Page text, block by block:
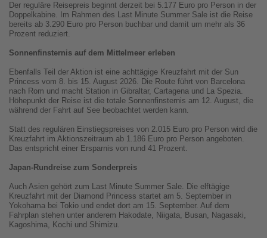
Der reguläre Reisepreis beginnt derzeit bei 5.177 Euro pro Person in der
Doppelkabine. Im Rahmen des Last Minute Summer Sale ist die Reise
bereits ab 3.290 Euro pro Person buchbar und damit um mehr als 36
Prozent reduziert.
Sonnenfinsternis auf dem Mittelmeer erleben
Ebenfalls Teil der Aktion ist eine achttägige Kreuzfahrt mit der Sun
Princess vom 8. bis 15. August 2026. Die Route führt von Barcelona
nach Rom und macht Station in Gibraltar, Cartagena und La Spezia.
Höhepunkt der Reise ist die totale Sonnenfinsternis am 12. August, die
während der Fahrt auf See beobachtet werden kann.
Statt des regulären Einstiegspreises von 2.015 Euro pro Person wird die
Kreuzfahrt im Aktionszeitraum ab 1.186 Euro pro Person angeboten.
Das entspricht einer Ersparnis von rund 41 Prozent.
Japan-Rundreise zum Sonderpreis
Auch Asien gehört zum Last Minute Summer Sale. Die elftägige
Kreuzfahrt mit der Diamond Princess startet am 5. September in
Yokohama bei Tokio und endet dort am 15. September. Auf dem
Fahrplan stehen unter anderem Hakodate, Niigata, Busan, Nagasaki,
Kagoshima, Kochi und Shimizu.